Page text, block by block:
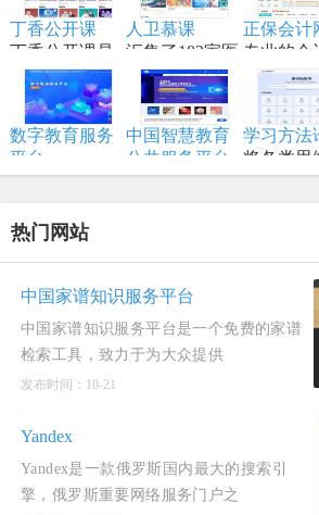
想法变为现实
的终极工作站
计原理、备战
技术面试，是
系统设计领域
的权威学习资
源。
手册、备
单、黑客
巧、一行
码、命令
页工具资
丁香公开课
丁香公开课是
将传统线下授
课搬到网络平
台
人卫慕课
汇集了182家医
学高等院校的
顶尖资源
正保会计
专业的会
户网站，
财会职业
品牌,从事
会计职称
数字教育服务
平台
以数字化推动
展为核心，服
师、学生及社
会公众。
中国智慧教育
公共服务平台
全称中国国家
学习方法
将各类思
型、创新
热门网站
中国家谱知识服务平台
中国家谱知识服务平台是一个免费的家谱
检索工具，致力于为大众提供
发布时间：10-21
Yandex
Yandex是一款俄罗斯国内最大的搜索引
擎，俄罗斯重要网络服务门户之